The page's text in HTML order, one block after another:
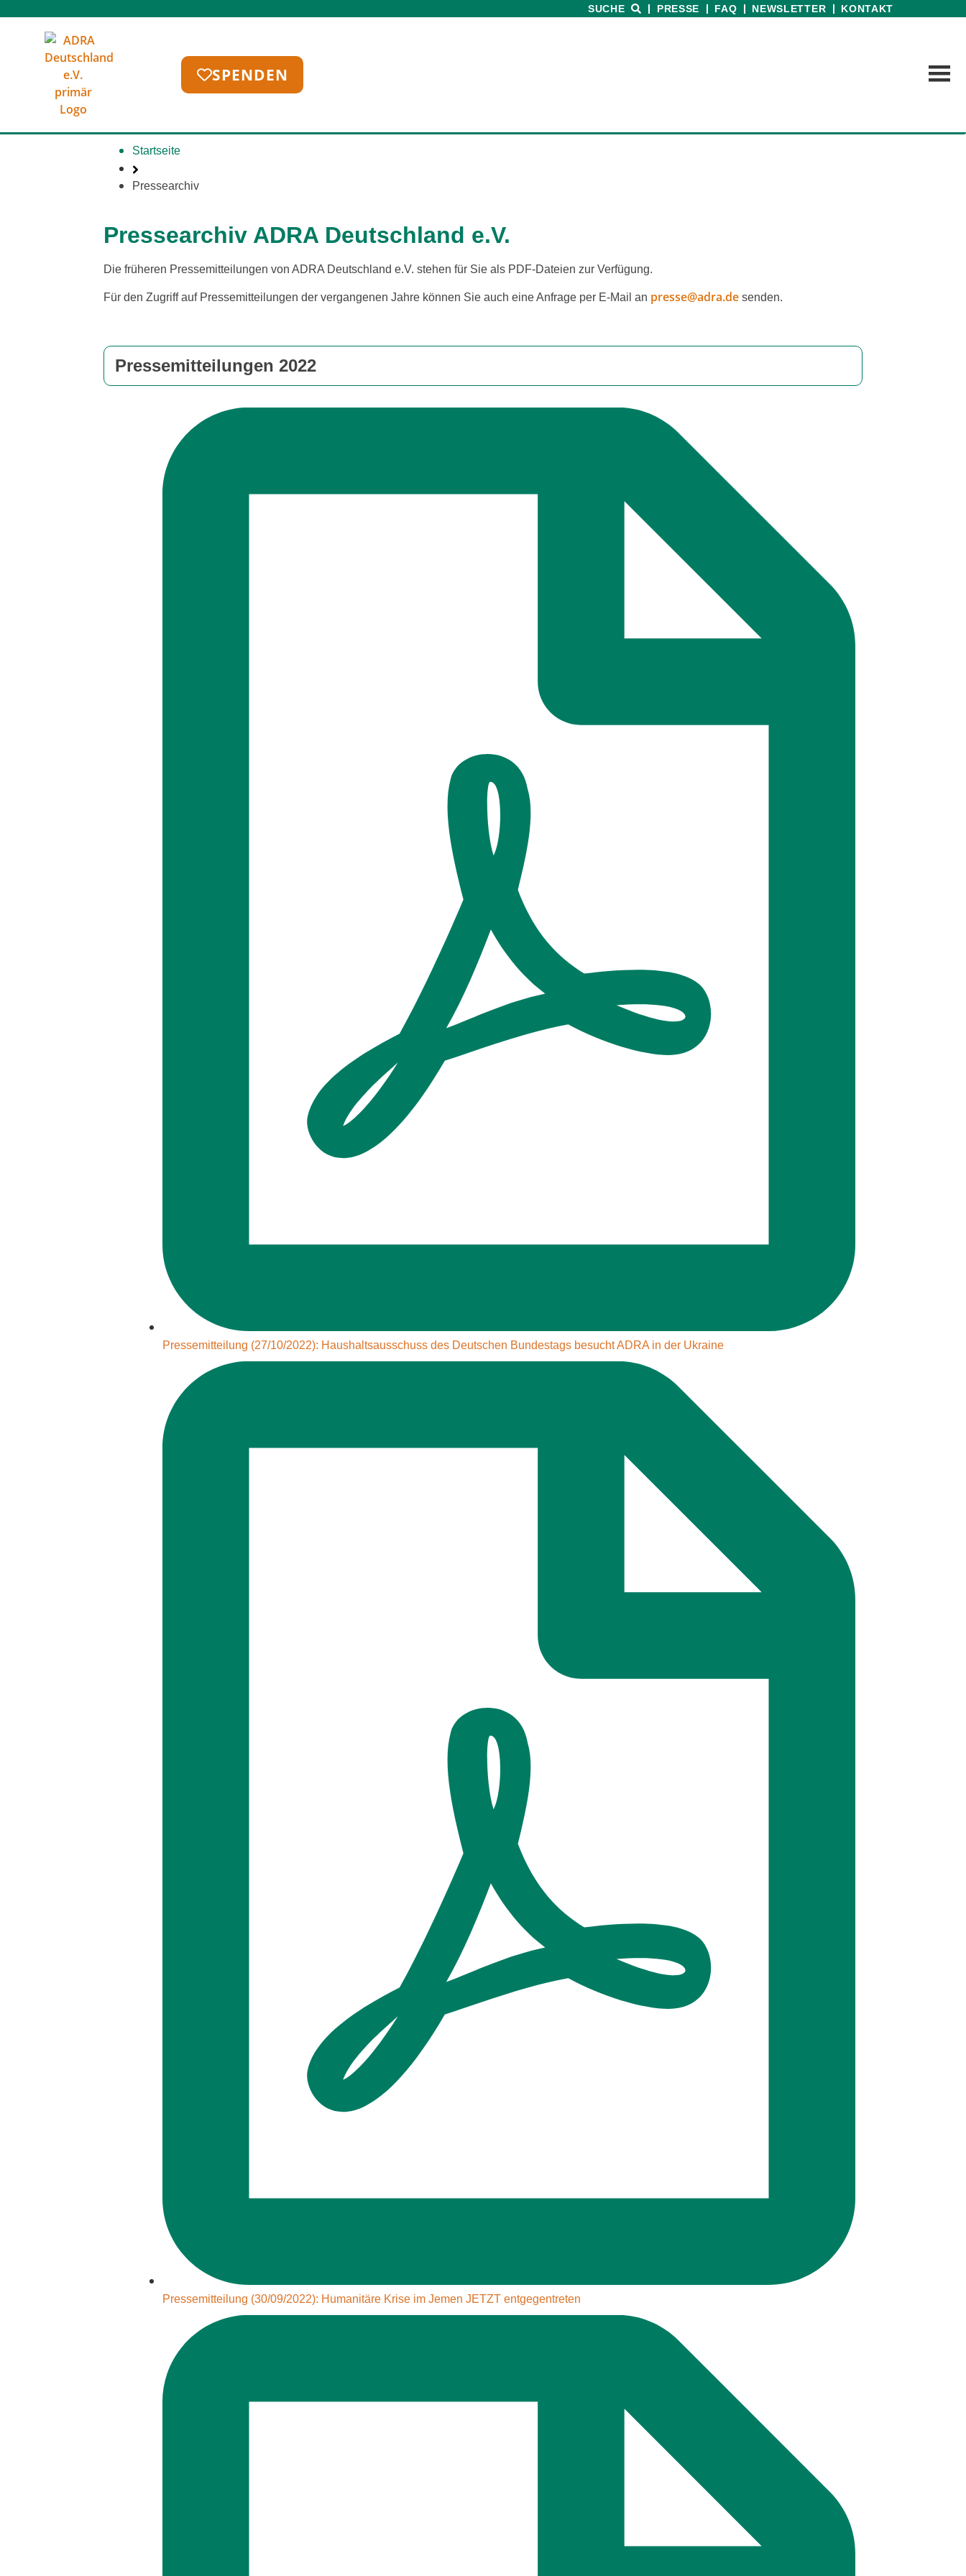
SUCHE PRESSE FAQ NEWSLETTER KONTAKT
SPENDEN
Startseite
Pressearchiv
Pressearchiv ADRA Deutschland e.V.
Die frü­he­ren Pressemitteilungen von ADRA Deutschland e.V. ste­hen für Sie als PDF-Dateien zur Verfügung.
Für den Zugriff auf Pressemitteilungen der ver­gan­ge­nen Jahre kön­nen Sie auch eine Anfrage per E‑Mail an presse@adra.de sen­den.
Pressemitteilungen 2022
Pressemitteilung (27/10/2022): Haushaltsausschuss des Deutschen Bundestags besucht ADRA in der Ukraine
Pressemitteilung (30/09/2022): Humanitäre Krise im Jemen JETZT ent­ge­gen­tre­ten